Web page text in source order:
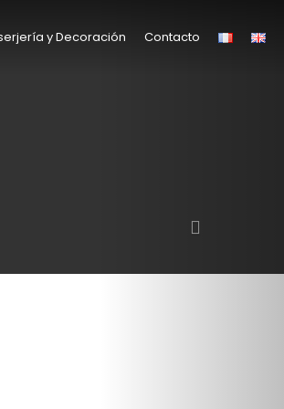
y Decoración Contacto